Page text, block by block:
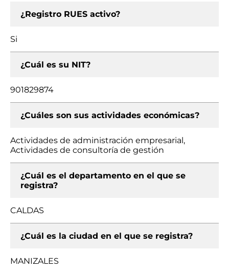
¿Registro RUES activo?
Si
¿Cuál es su NIT?
901829874
¿Cuáles son sus actividades económicas?
Actividades de administración empresarial,
Actividades de consultoría de gestión
¿Cuál es el departamento en el que se
registra?
CALDAS
¿Cuál es la ciudad en el que se registra?
MANIZALES